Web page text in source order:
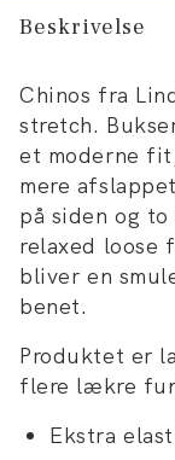
Beskrivelse
Chinos fra
stretch.
et moderne
mere
på siden og to
relaxed loose
bliver en
benet.
Produktet er
flere lækre
Ekstra